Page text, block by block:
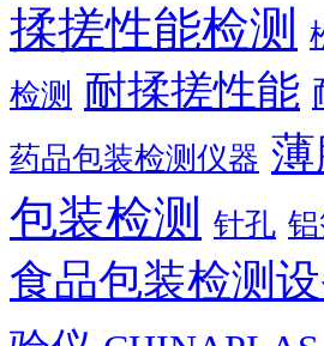
揉搓性能检测
检测 耐揉搓性能
药品包装检测仪器
包装检测 针孔
食品包装检测